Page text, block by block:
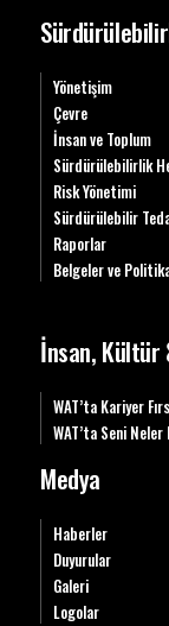
Yönetişim
Çevre
İnsan ve Toplum
Sürdürülebilirlik
Risk Yönetimi
Sürdürülebilir
Raporlar
Belgeler ve
İnsan, Kültür
WAT’ta Kariyer
WAT’ta Seni
Medya
Haberler
Duyurular
Galeri
Logolar